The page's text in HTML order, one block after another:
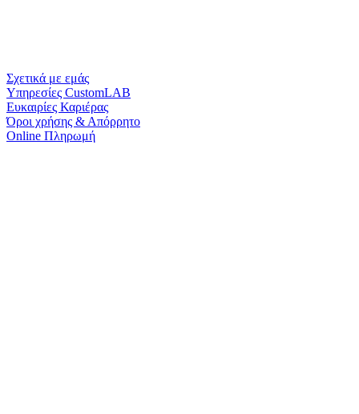
Σχετικά με εμάς
Υπηρεσίες CustomLAB
Ευκαιρίες Καριέρας
Όροι χρήσης & Απόρρητο
Online Πληρωμή